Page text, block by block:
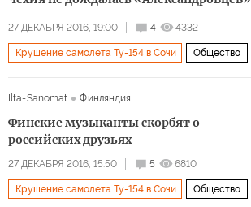
27 ДЕКАБРЯ 2016, 19:00 4 4332
Крушение самолета Ту-154 в Сочи Общество
Ilta-Sanomat Финляндия
Финские музыканты скорбят о
российских друзьях
27 ДЕКАБРЯ 2016, 15:50 5 6810
Крушение самолета Ту-154 в Сочи Общество